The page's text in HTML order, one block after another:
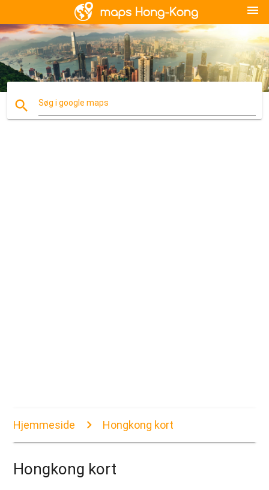
menu
search Søg i google maps
Hjemmeside Hongkong kort
Hongkong kort